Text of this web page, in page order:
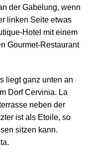
der Gabelung, wenn
linken Seite etwas
Hotel mit einem
Gourmet-Restaurant
liegt ganz unten an
Dorf Cervinia. La
neben der
ist als Etoile, so
sitzen kann.